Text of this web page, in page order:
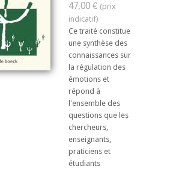
47,00 €
Ce traité constitue
une synthèse des
connaissances sur
la régulation des
émotions et
répond à
l'ensemble des
questions que les
chercheurs,
enseignants,
praticiens et
étudiants